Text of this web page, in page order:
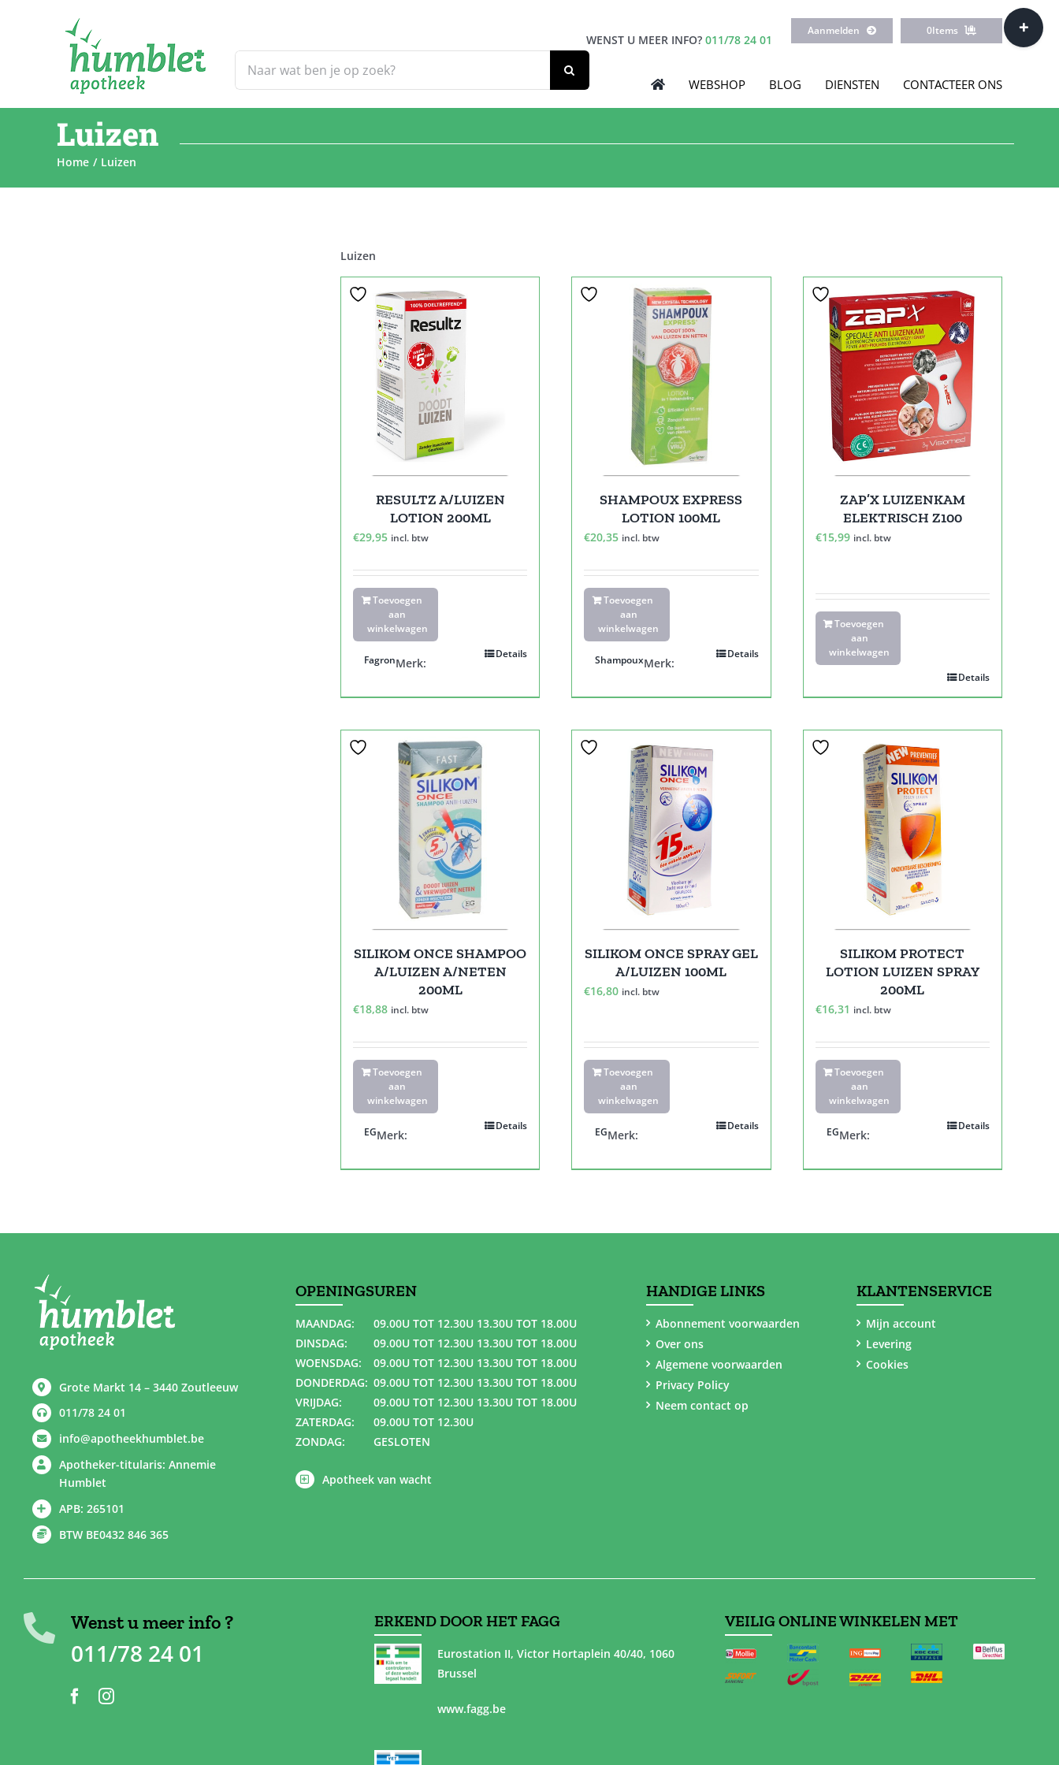
naar:
WENST U MEER INFO? 011/78 24 01
Aanmelden 0Items
WEBSHOP BLOG DIENSTEN CONTACTEER ONS
Luizen
Home Luizen
Luizen
RESULTZ A/LUIZEN
LOTION 200ML
€29,95 incl. btw
Toevoegen
aan
winkelwagen
Details
Merk:
Fagron
SHAMPOUX EXPRESS
LOTION 100ML
€20,35 incl. btw
Toevoegen
aan
winkelwagen
Details
Merk:
Shampoux
ZAP’X LUIZENKAM
ELEKTRISCH Z100
€15,99 incl. btw
Toevoegen
aan
winkelwagen
Details
SILIKOM ONCE SHAMPOO
A/LUIZEN A/NETEN
200ML
€18,88 incl. btw
Toevoegen
aan
winkelwagen
Details
Merk:
EG
SILIKOM ONCE SPRAY GEL
A/LUIZEN 100ML
€16,80 incl. btw
Toevoegen
aan
winkelwagen
Details
Merk:
EG
SILIKOM PROTECT
LOTION LUIZEN SPRAY
200ML
€16,31 incl. btw
Toevoegen
aan
winkelwagen
Details
Merk:
EG
Grote Markt 14 – 3440 Zoutleeuw
011/78 24 01
info@apotheekhumblet.be
Apotheker-titularis: Annemie
Humblet
APB: 265101
BTW BE0432 846 365
OPENINGSUREN
MAANDAG:
09.00U TOT 12.30U 13.30U TOT 18.00U
DINSDAG:
09.00U TOT 12.30U 13.30U TOT 18.00U
WOENSDAG:
09.00U TOT 12.30U 13.30U TOT 18.00U
DONDERDAG: 09.00U TOT 12.30U 13.30U TOT 18.00U
VRIJDAG:
09.00U TOT 12.30U 13.30U TOT 18.00U
ZATERDAG:
09.00U TOT 12.30U
ZONDAG:
GESLOTEN
Apotheek van wacht
HANDIGE LINKS
Abonnement voorwaarden
Over ons
Algemene voorwaarden
Privacy Policy
Neem contact op
KLANTENSERVICE
Mijn account
Levering
Cookies
Wenst u meer info ?
011/78 24 01
ERKEND DOOR HET FAGG
Eurostation II, Victor Hortaplein 40/40, 1060
Brussel
www.fagg.be
VEILIG ONLINE WINKELEN MET
Toggle
Sliding